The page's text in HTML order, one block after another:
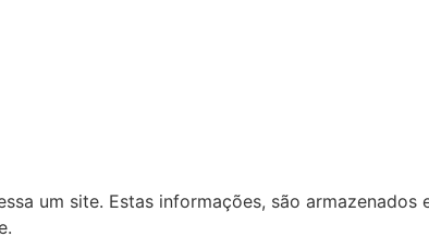
um site. Estas informações, são